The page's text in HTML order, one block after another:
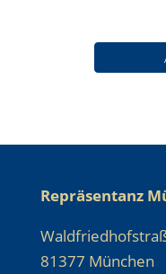
Repräsentanz
81377 München